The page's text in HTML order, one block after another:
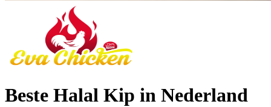
Beste Halal Kip in Nederland